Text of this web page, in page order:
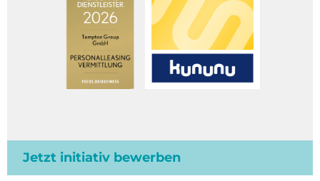
Jetzt initiativ bewerben